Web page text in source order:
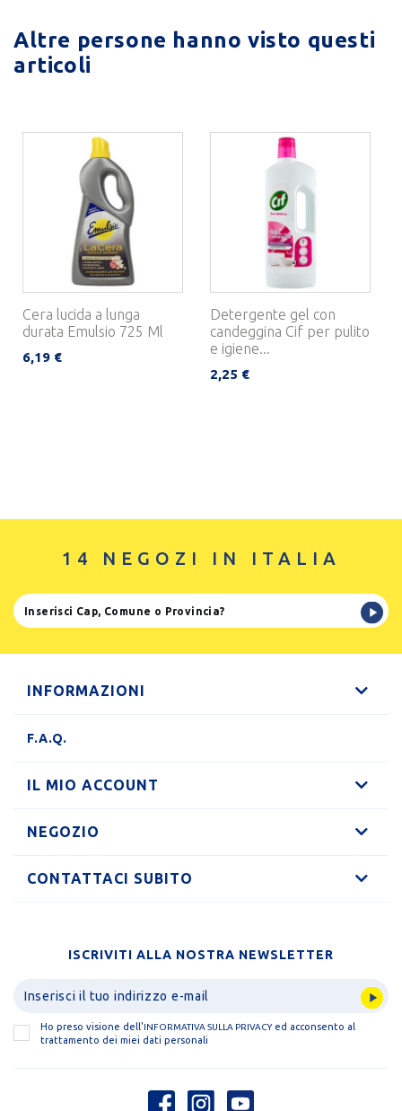
Altre persone hanno visto questi
articoli
Cera lucida a lunga
durata Emulsio 725 Ml
6,19 €
Detergente gel con
candeggina Cif per pulito
e igiene...
2,25 €
14 NEGOZI IN ITALIA
INFORMAZIONI
F.A.Q.
IL MIO ACCOUNT
NEGOZIO
CONTATTACI SUBITO
ISCRIVITI ALLA NOSTRA NEWSLETTER
Ho preso visione dell' INFORMATIVA SULLA PRIVACYed acconsento al
trattamento dei miei dati personali